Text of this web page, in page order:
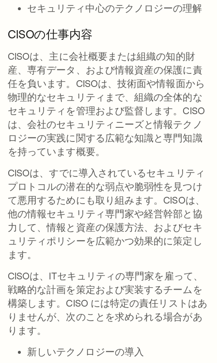
セキュリティ中心のテクノロジーの理解
CISOの仕事内容
CISOは、主に会社概要または組織の知的財
産、専有データ、および情報資産の保護に責
任を負います。CISOは、技術面や情報面から
物理的なセキュリティまで、組織の全体的な
セキュリティを管理および監督します。CISO
は、会社のセキュリティニーズと情報テクノ
ロジーの実践に関する広範な知識と専門知識
を持っています概要。
CISOは、すでに導入されているセキュリティ
プロトコルの潜在的な弱点や脆弱性を見つけ
て悪用するためにも取り組みます。CISOは、
他の情報セキュリティ専門家や経営幹部と協
力して、情報と資産の保護方法、およびセキ
ュリティポリシーを広範かつ効果的に策定し
ます。
CISOは、ITセキュリティの専門家を雇って、
戦略的な計画を策定および実装するチームを
構築します。CISO には特定の責任リストはあ
りませんが、次のことを求められる場合があ
ります。
新しいテクノロジーの導入